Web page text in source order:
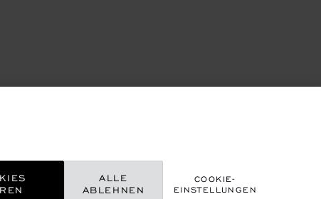
COOKIE-
EINSTELLUNGEN
ALLE
ABLEHNEN